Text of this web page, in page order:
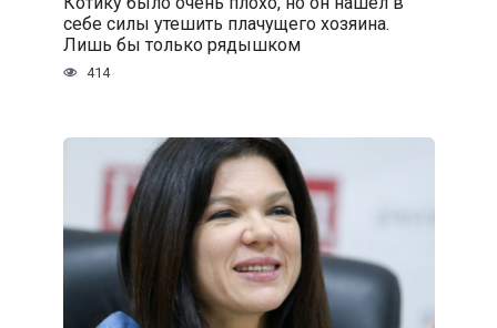
себе силы утешить плачущего хозяина.
Лишь бы только рядышком
414